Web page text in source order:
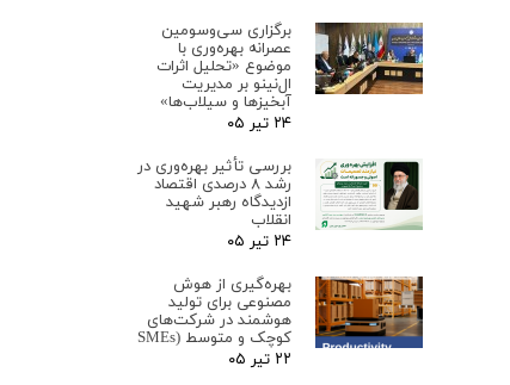
برگزاری سی‌وسومین
عصرانه بهره‌وری با
موضوع «تحلیل اثرات
ال‌نینو بر مدیریت
آبخیزها و سیلاب‌ها»
۲۴ تیر ۰۵
بررسی تأثیر بهره‌وری در
رشد ۸ درصدی اقتصاد
ازدیدگاه رهبر شهید
انقلاب
۲۴ تیر ۰۵
بهره‌گیری از هوش
مصنوعی برای تولید
هوشمند در شرکت‌های
کوچک و متوسط (SMEs
۲۲ تیر ۰۵